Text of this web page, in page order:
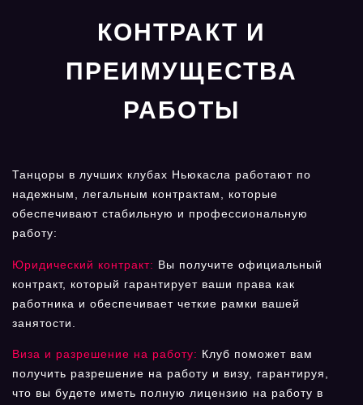
КОНТРАКТ И
ПРЕИМУЩЕСТВА
РАБОТЫ
Танцоры в лучших клубах Ньюкасла работают по
надежным, легальным контрактам, которые
обеспечивают стабильную и профессиональную
работу:
Юридический контракт: Вы получите официальный
контракт, который гарантирует ваши права как
работника и обеспечивает четкие рамки вашей
занятости.
Виза и разрешение на работу: Клуб поможет вам
получить разрешение на работу и визу, гарантируя,
что вы будете иметь полную лицензию на работу в